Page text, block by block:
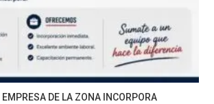
DE LA ZONA INCORPORA